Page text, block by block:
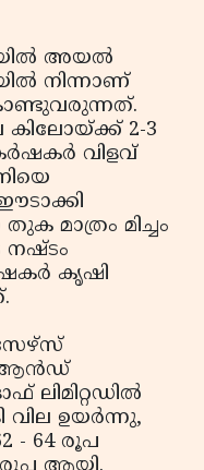
അയല്‍
നിന്നാണ്
കിലോയ്ക്ക് 2-3
വിളവ്
മാത്രം മിച്ചം
കൃഷി
ആന്‍ഡ്
ലിമിറ്റഡില്‍
വില ഉയര്‍ന്നു,
- 64 രൂപ